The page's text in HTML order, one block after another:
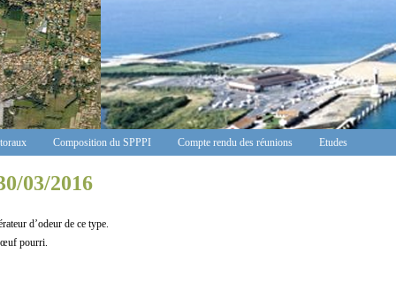
Composition du SPPPI Compte rendu des réunions Etudes
03/2016
d’odeur de ce type.
pourri.